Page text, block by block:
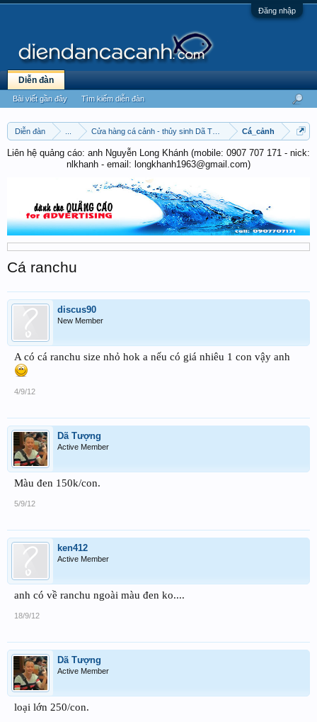
Đăng nhập
Diễn đàn Cửa hàng cá cảnh - thủy sinh Dã Tượng Cá_cảnh
Liên hệ quảng cáo: anh Nguyễn Long Khánh (mobile: 0907 707 171 - nick:
nlkhanh - email: longkhanh1963@gmail.com)
Cá ranchu
discus90
New Member
A có cá ranchu size nhỏ hok a nếu có giá nhiêu 1 con vậy anh
4/9/12
Dã Tượng
Active Member
Màu đen 150k/con.
5/9/12
ken412
Active Member
anh có về ranchu ngoài màu đen ko....
18/9/12
Dã Tượng
Active Member
loại lớn 250/con.
Diễn đàn
Bài viết gần đây Tìm kiếm diễn đàn